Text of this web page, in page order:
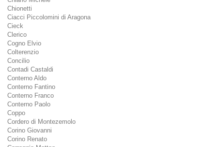
Chionetti
Ciacci Piccolomini di Aragona
Cieck
Clerico
Cogno Elvio
Colterenzio
Concilio
Contadi Castaldi
Conterno Aldo
Conterno Fantino
Conterno Franco
Conterno Paolo
Coppo
Cordero di Montezemolo
Corino Giovanni
Corino Renato